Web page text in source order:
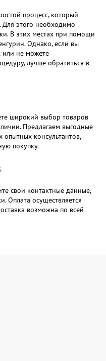
процесс, который
Для этого необходимо
В этих местах при помощи
Однако, если вы
или не можете
лучше обратиться в
широкий выбор товаров
Предлагаем выгодные
консультантов,
покупку.
свои контактные данные,
Оплата осуществляется
возможна по всей